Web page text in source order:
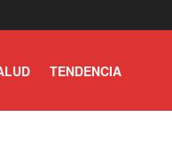
TENDENCIA